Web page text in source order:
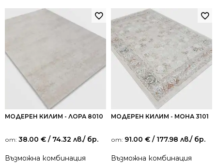
МОДЕРЕН КИЛИМ - ЛОРА 8010
от: 38.00 € / 74.32 лв./ бр.
Възможна комбинация
МОДЕРЕН КИЛИМ - МОНА 3101
от: 91.00 € / 177.98 лв./ бр.
Възможна комбинация